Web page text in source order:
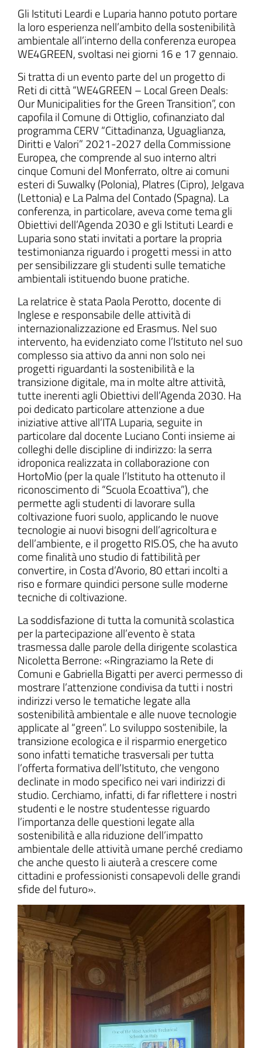
del sito
Gli Istituti Leardi e Luparia hanno potuto portare
la loro esperienza nell’ambito della sostenibilità
ambientale all’interno della conferenza europea
WE4GREEN, svoltasi nei giorni 16 e 17 gennaio.
Si tratta di un evento parte del un progetto di
Reti di città “WE4GREEN – Local Green Deals:
Our Municipalities for the Green Transition”, con
capofila il Comune di Ottiglio, cofinanziato dal
programma CERV “Cittadinanza, Uguaglianza,
Diritti e Valori” 2021-2027 della Commissione
Europea, che comprende al suo interno altri
cinque Comuni del Monferrato, oltre ai comuni
esteri di Suwalky (Polonia), Platres (Cipro), Jelgava
(Lettonia) e La Palma del Contado (Spagna). La
conferenza, in particolare, aveva come tema gli
Obiettivi dell’Agenda 2030 e gli Istituti Leardi e
Luparia sono stati invitati a portare la propria
testimonianza riguardo i progetti messi in atto
per sensibilizzare gli studenti sulle tematiche
ambientali istituendo buone pratiche.
La relatrice è stata Paola Perotto, docente di
Inglese e responsabile delle attività di
internazionalizzazione ed Erasmus. Nel suo
intervento, ha evidenziato come l’Istituto nel suo
complesso sia attivo da anni non solo nei
progetti riguardanti la sostenibilità e la
transizione digitale, ma in molte altre attività,
tutte inerenti agli Obiettivi dell’Agenda 2030. Ha
poi dedicato particolare attenzione a due
iniziative attive all’ITA Luparia, seguite in
particolare dal docente Luciano Conti insieme ai
colleghi delle discipline di indirizzo: la serra
idroponica realizzata in collaborazione con
HortoMio (per la quale l’Istituto ha ottenuto il
riconoscimento di “Scuola Ecoattiva”), che
permette agli studenti di lavorare sulla
coltivazione fuori suolo, applicando le nuove
tecnologie ai nuovi bisogni dell’agricoltura e
dell’ambiente, e il progetto RIS.OS, che ha avuto
come finalità uno studio di fattibilità per
convertire, in Costa d’Avorio, 80 ettari incolti a
riso e formare quindici persone sulle moderne
tecniche di coltivazione.
La soddisfazione di tutta la comunità scolastica
per la partecipazione all’evento è stata
trasmessa dalle parole della dirigente scolastica
Nicoletta Berrone: «Ringraziamo la Rete di
Comuni e Gabriella Bigatti per averci permesso di
mostrare l’attenzione condivisa da tutti i nostri
indirizzi verso le tematiche legate alla
sostenibilità ambientale e alle nuove tecnologie
applicate al “green”. Lo sviluppo sostenibile, la
transizione ecologica e il risparmio energetico
sono infatti tematiche trasversali per tutta
l’offerta formativa dell’Istituto, che vengono
declinate in modo specifico nei vari indirizzi di
studio. Cerchiamo, infatti, di far riflettere i nostri
studenti e le nostre studentesse riguardo
l’importanza delle questioni legate alla
sostenibilità e alla riduzione dell’impatto
ambientale delle attività umane perché crediamo
che anche questo li aiuterà a crescere come
cittadini e professionisti consapevoli delle grandi
sfide del futuro».